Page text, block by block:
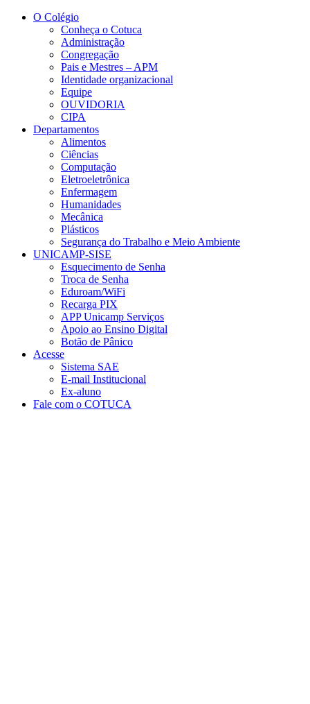
Conteúdo principal
O Colégio
Conheça o Cotuca
Administração
Congregação
Pais e Mestres – APM
Identidade organizacional
Equipe
OUVIDORIA
CIPA
Departamentos
Alimentos
Ciências
Computação
Eletroeletrônica
Enfermagem
Humanidades
Mecânica
Plásticos
Segurança do Trabalho e Meio Ambiente
UNICAMP-SISE
Esquecimento de Senha
Troca de Senha
Eduroam/WiFi
Recarga PIX
APP Unicamp Serviços
Apoio ao Ensino Digital
Botão de Pânico
Acesse
Sistema SAE
E-mail Institucional
Ex-aluno
Fale com o COTUCA